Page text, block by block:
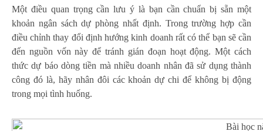
Một điều quan trọng cần lưu ý là bạn cần chuẩn bị sẵn một
khoản ngân sách dự phòng nhất định. Trong trường hợp cần
điều chỉnh thay đổi định hướng kinh doanh rất có thể bạn sẽ cần
đến nguồn vốn này để tránh gián đoạn hoạt động. Một cách
thức dự báo dòng tiền mà nhiều doanh nhân đã sử dụng thành
công đó là, hãy nhân đôi các khoản dự chi để không bị động
trong mọi tình huống.